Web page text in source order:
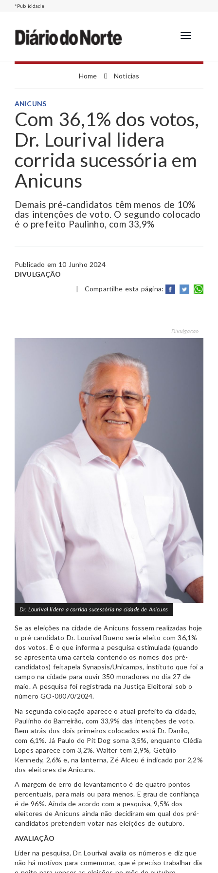
*Publicidade
Toggle
Home Notícias
ANICUNS
Com 36,1% dos votos,
Dr. Lourival lidera
corrida sucessória em
Anicuns
Demais pré-candidatos têm menos de 10%
das intenções de voto. O segundo colocado
é o prefeito Paulinho, com 33,9%
Publicado em 10 Junho 2024
DIVULGAÇÃO
|Compartilhe esta página:
Divulgacao
Dr. Lourival lidera a corrida sucessória na cidade de Anicuns
Se as eleições na cidade de Anicuns fossem realizadas hoje
o pré-candidato Dr. Lourival Bueno seria eleito com 36,1%
dos votos. É o que informa a pesquisa estimulada (quando
se apresenta uma cartela contendo os nomes dos pré-
candidatos) feitapela Synapsis/Unicamps, instituto que foi a
campo na cidade para ouvir 350 moradores no dia 27 de
maio. A pesquisa foi registrada na Justiça Eleitoral sob o
número GO-08070/2024.
Na segunda colocação aparece o atual prefeito da cidade,
Paulinho do Barreirão, com 33,9% das intenções de voto.
Bem atrás dos dois primeiros colocados está Dr. Danilo,
com 6,1%. Já Paulo do Pit Dog soma 3,5%, enquanto Clédia
Lopes aparece com 3,2%. Walter tem 2,9%, Getúlio
Kennedy, 2,6% e, na lanterna, Zé Alceu é indicado por 2,2%
dos eleitores de Anicuns.
A margem de erro do levantamento é de quatro pontos
percentuais, para mais ou para menos. E grau de confiança
é de 96%. Ainda de acordo com a pesquisa, 9,5% dos
eleitores de Anicuns ainda não decidiram em qual dos pré-
candidatos pretendem votar nas eleições de outubro.
AVALIAÇÃO
Líder na pesquisa, Dr. Lourival avalia os números e diz que
não há motivos para comemorar, que é preciso trabalhar dia